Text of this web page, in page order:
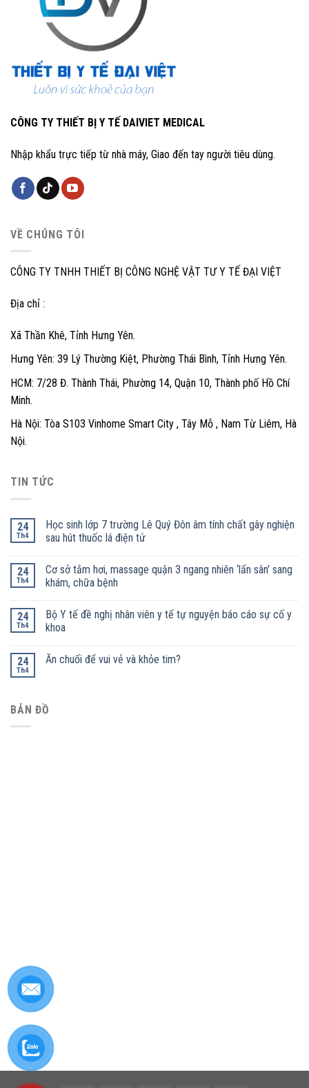
CÔNG TY THIẾT BỊ Y TẾ DAIVIET MEDICAL
Nhập khẩu trực tiếp từ nhà máy, Giao đến tay người tiêu dùng.
VỀ CHÚNG TÔI
CÔNG TY TNHH THIẾT BỊ CÔNG NGHỆ VẬT TƯ Y TẾ ĐẠI VIỆT
Địa chỉ :
Xã Thần Khê, Tỉnh Hưng Yên.
Hưng Yên: 39 Lý Thường Kiệt, Phường Thái Bình, Tỉnh Hưng Yên.
HCM: 7/28 Đ. Thành Thái, Phường 14, Quận 10, Thành phố Hồ Chí
Minh.
Hà Nội: Tòa S103 Vinhome Smart City , Tây Mỗ , Nam Từ Liêm, Hà
Nội.
TIN TỨC
24
Th4
Học sinh lớp 7 trường Lê Quý Đôn âm tính chất gây nghiện
sau hút thuốc lá điện tử
24
Th4
Cơ sở tắm hơi, massage quận 3 ngang nhiên ‘lấn sân’ sang
khám, chữa bệnh
24
Th4
Bộ Y tế đề nghị nhân viên y tế tự nguyện báo cáo sự cố y
khoa
24
Th4
Ăn chuối để vui vẻ và khỏe tim?
BẢN ĐỒ